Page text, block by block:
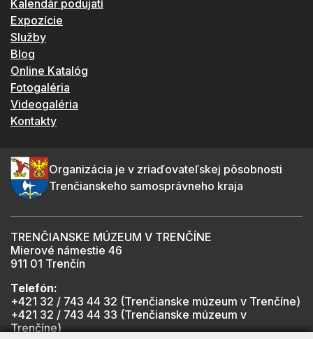
Kalendár podujatí
Expozície
Služby
Blog
Online Katalóg
Fotogaléria
Videogaléria
Kontakty
Organizácia je v zriaďovateľskej pôsobnosti
Trenčianskeho samosprávneho kraja
TRENČIANSKE MÚZEUM V TRENČÍNE
Mierové námestie 46
911 01 Trenčín
Telefón:
+421 32 / 743 44 32 (Trenčianske múzeum v Trenčíne)
+421 32 / 743 44 33 (Trenčianske múzeum v
Trenčíne)